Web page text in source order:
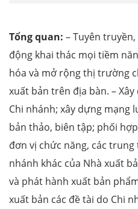
Tổng quan: – Tuyên
động khai thác mọi tiềm
hóa và mở rộng thị trường
xuất bản trên địa bàn. –
Chi nhánh; xây dựng mạng
bản thảo, biên tập; phối
đơn vị chức năng, các
nhánh khác của Nhà xuất
và phát hành xuất bản
xuất bản các đề tài do Chi